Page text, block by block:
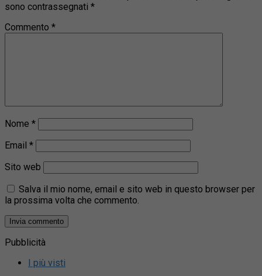
sono contrassegnati *
Commento *
Nome *
Email *
Sito web
Salva il mio nome, email e sito web in questo browser per
la prossima volta che commento.
Pubblicità
I più visti